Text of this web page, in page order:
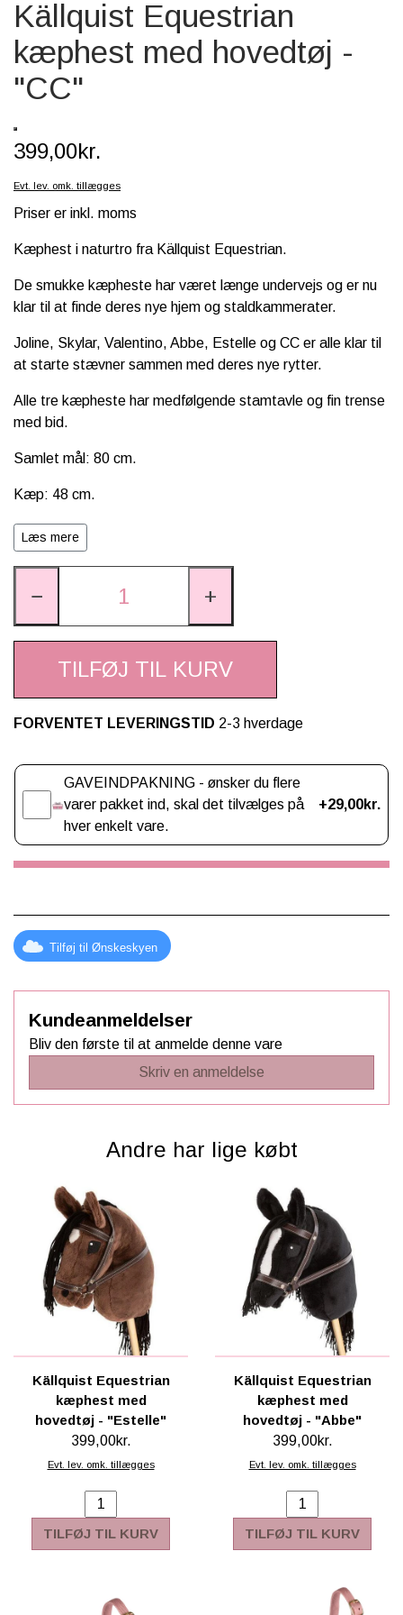
SCHLEICH® HEST & TILBEHØR
SKOLE, KREA & TILBEHØR
Källquist Equestrian
kæphest med hovedtøj -
"CC"
399,00kr.
Evt. lev. omk. tillægges
Priser er inkl. moms
Kæphest i naturtro fra Källquist Equestrian.
De smukke kæpheste har været længe undervejs og er nu
klar til at finde deres nye hjem og staldkammerater.
Joline, Skylar, Valentino, Abbe, Estelle og CC er alle klar til
at starte stævner sammen med deres nye rytter.
Alle tre kæpheste har medfølgende stamtavle og fin trense
med bid.
Samlet mål: 80 cm.
Kæp: 48 cm.
Anbefalet fra 3 år.
CE-godkendt.
Læs mere
− +
TILFØJ TIL KURV
FORVENTET LEVERINGSTID 2-3 hverdage
GAVEINDPAKNING - ønsker du flere
varer pakket ind, skal det tilvælges på
hver enkelt vare.
+29,00kr.
Tilføj til Ønskeskyen
Kundeanmeldelser
Bliv den første til at anmelde denne vare
Skriv en anmeldelse
Andre har lige købt
Källquist Equestrian
kæphest med
hovedtøj - "Estelle"
399,00kr.
Evt. lev. omk. tillægges
TILFØJ TIL KURV
Källquist Equestrian
kæphest med
hovedtøj - "Abbe"
399,00kr.
Evt. lev. omk. tillægges
TILFØJ TIL KURV